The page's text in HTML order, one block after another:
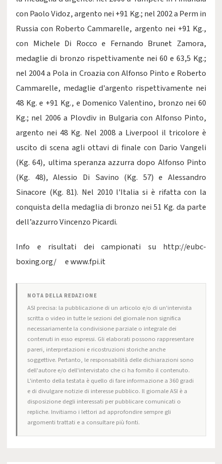
con Paolo Vidoz, argento nei +91 Kg.; nel 2002 a Perm in
Russia con Roberto Cammarelle, argento nei +91 Kg.,
con Michele Di Rocco e Fernando Brunet Zamora,
medaglie di bronzo rispettivamente nei 60 e 63,5 Kg.;
nel 2004 a Pola in Croazia con Alfonso Pinto e Roberto
Cammarelle, medaglie d'argento rispettivamente nei
48 Kg. e +91 Kg., e Domenico Valentino, bronzo nei 60
Kg.; nel 2006 a Plovdiv in Bulgaria con Alfonso Pinto,
argento nei 48 Kg. Nel 2008 a Liverpool il tricolore è
uscito di scena agli ottavi di finale con Dario Vangeli
(Kg. 64), ultima speranza azzurra dopo Alfonso Pinto
(Kg. 48), Alessio Di Savino (Kg. 57) e Alessandro
Sinacore (Kg. 81). Nel 2010 l'Italia si è rifatta con la
conquista della medaglia di bronzo nei 51 Kg. da parte
dell’azzurro Vincenzo Picardi.
Info e risultati dei campionati su http://eubc-
boxing.org/ e www.fpi.it
NOTA DELLA REDAZIONE
ASI precisa: la pubblicazione di un articolo e/o di un'intervista
scritta o video in tutte le sezioni del giornale non significa
necessariamente la condivisione parziale o integrale dei
contenuti in esso espressi. Gli elaborati possono rappresentare
pareri, interpretazioni e ricostruzioni storiche anche
soggettive. Pertanto, le responsabilità delle dichiarazioni sono
dell'autore e/o dell'intervistato che ci ha fornito il contenuto.
L'intento della testata è quello di fare informazione a 360 gradi
e di divulgare notizie di interesse pubblico. Il giornale ASI è a
disposizione degli interessati per pubblicare comunicati o
repliche. Invitiamo i lettori ad approfondire sempre gli
argomenti trattati e a consultare più fonti.